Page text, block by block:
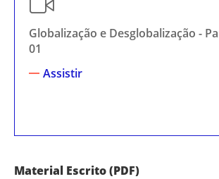
Globalização e Desglobalização -
01
Assistir
Material Escrito (PDF)